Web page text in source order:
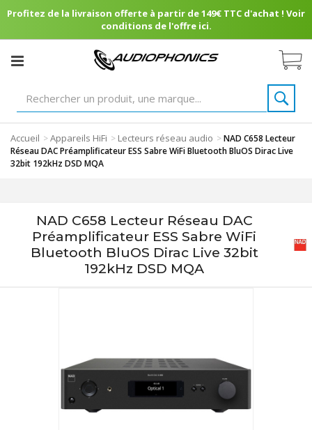
Profitez de la livraison offerte à partir de 149€ TTC d'achat ! Voir
conditions de l'offre ici.
Accueil >Appareils HiFi > Lecteurs réseau audio >NAD C658 Lecteur
Réseau DAC Préamplificateur ESS Sabre WiFi Bluetooth BluOS Dirac Live
32bit 192kHz DSD MQA
NAD C658 Lecteur Réseau DAC
Préamplificateur ESS Sabre WiFi
Bluetooth BluOS Dirac Live 32bit
192kHz DSD MQA